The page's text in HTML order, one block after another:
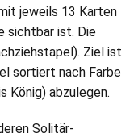
jeweils 13 Karten
sichtbar ist. Die
Ziel ist
sortiert nach Farbe
König) abzulegen.
Solitär-